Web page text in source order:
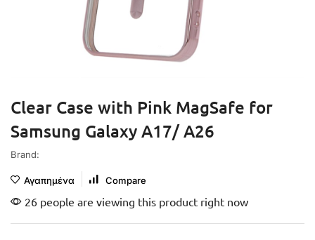
Clear Case with Pink MagSafe for
Samsung Galaxy A17/ A26
Brand:
Αγαπημένα Compare
26 people are viewing this product right now